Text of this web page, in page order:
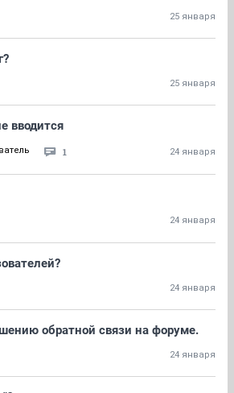
25 января
25 января
вводится
1 24 января
24 января
24 января
обратной связи на форуме.
24 января